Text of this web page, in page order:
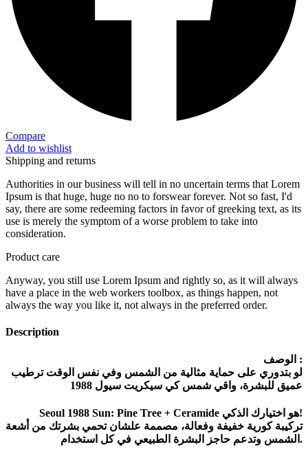
Compare
Add to wishlist
Shipping and returns
Authorities in our business will tell in no uncertain terms that Lorem
Ipsum is that huge, huge no no to forswear forever. Not so fast, I'd
say, there are some redeeming factors in favor of greeking text, as its
use is merely the symptom of a worse problem to take into
consideration.
Product care
Anyway, you still use Lorem Ipsum and rightly so, as it will always
have a place in the web workers toolbox, as things happen, not
always the way you like it, not always in the preferred order.
Description
الوصف :
لو بتدوري على حماية مثالية من الشمس وفي نفس الوقت ترطيب
عميق للبشرة، واقي شمس كي سيكريت سيول 1988
Seoul 1988 Sun: Pine Tree + Ceramide هو اختيارك الذكي!
تركيبة كورية خفيفة وفعالة، مصممة علشان تحمي بشرتك من أشعة
الشمس وتدعم حاجز البشرة الطبيعي في كل استخدام.